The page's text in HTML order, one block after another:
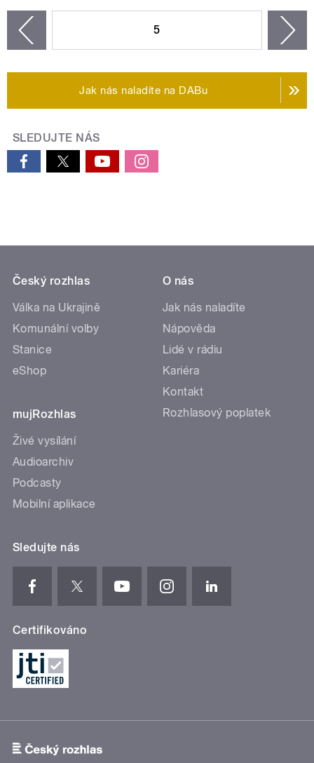
5
Jak nás naladíte na DABu
SLEDUJTE NÁS
Český rozhlas
Válka na Ukrajině
Komunální volby
Stanice
eShop
mujRozhlas
Živé vysílání
Audioarchiv
Podcasty
Mobilní aplikace
O nás
Jak nás naladíte
Nápověda
Lidé v rádiu
Kariéra
Kontakt
Rozhlasový poplatek
Sledujte nás
Certifikováno